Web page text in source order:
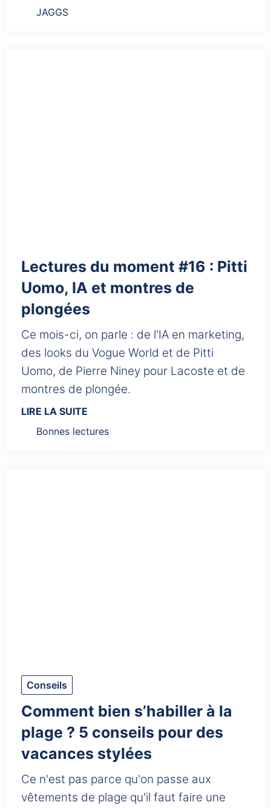
JAGGS
Lectures du moment #16 : Pitti
Uomo, IA et montres de
plongées
Ce mois-ci, on parle : de l'IA en marketing,
des looks du Vogue World et de Pitti
Uomo, de Pierre Niney pour Lacoste et de
montres de plongée.
LIRE LA SUITE
Bonnes lectures
Conseils
Comment bien s’habiller à la
plage ? 5 conseils pour des
vacances stylées
Ce n'est pas parce qu'on passe aux
vêtements de plage qu'il faut faire une